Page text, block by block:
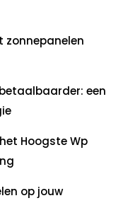
zonnepanelen
een
Hoogste Wp
op jouw